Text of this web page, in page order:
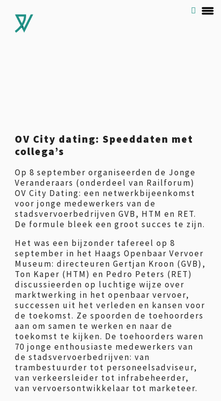
OV City dating: Speeddaten met
collega’s
Op 8 september organiseerden de Jonge
Veranderaars (onderdeel van Railforum)
OV City Dating: een netwerkbijeenkomst
voor jonge medewerkers van de
stadsvervoerbedrijven GVB, HTM en RET.
De formule bleek een groot succes te zijn.
Het was een bijzonder tafereel op 8
september in het Haags Openbaar Vervoer
Museum: directeuren Gertjan Kroon (GVB),
Ton Kaper (HTM) en Pedro Peters (RET)
discussieerden op luchtige wijze over
marktwerking in het openbaar vervoer,
successen uit het verleden en kansen voor
de toekomst. Ze spoorden de toehoorders
aan om samen te werken en naar de
toekomst te kijken. De toehoorders waren
70 jonge enthousiaste medewerkers van
de stadsvervoerbedrijven: van
trambestuurder tot personeelsadviseur,
van verkeersleider tot infrabeheerder,
van vervoersontwikkelaar tot marketeer.